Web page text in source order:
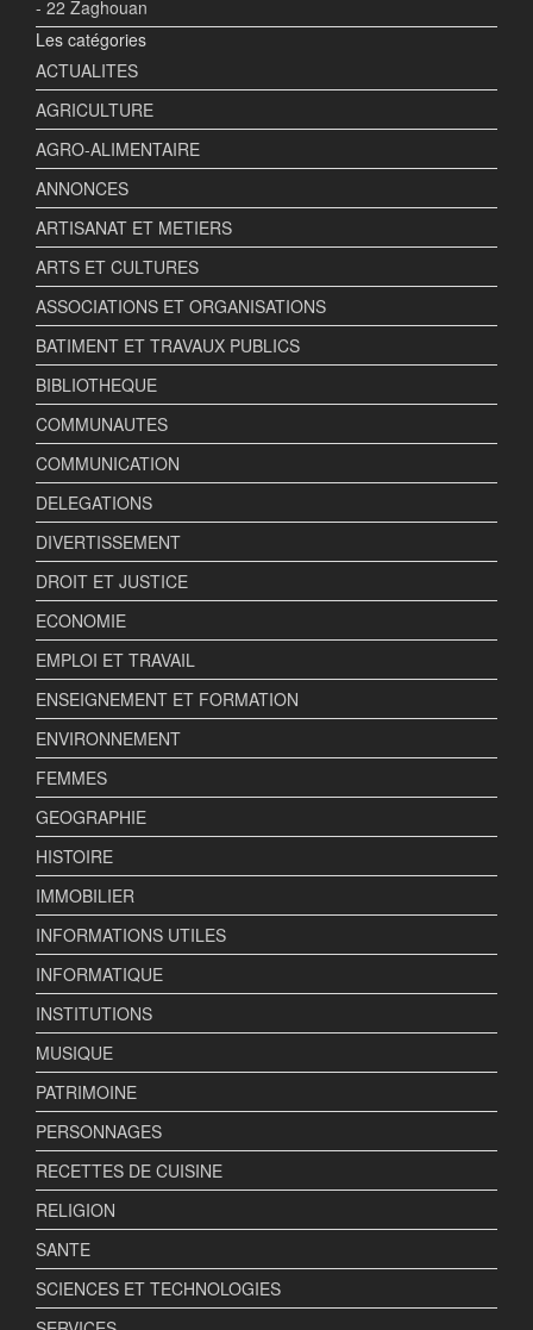
- 22 Zaghouan
Les catégories
ACTUALITES
AGRICULTURE
AGRO-ALIMENTAIRE
ANNONCES
ARTISANAT ET METIERS
ARTS ET CULTURES
ASSOCIATIONS ET ORGANISATIONS
BATIMENT ET TRAVAUX PUBLICS
BIBLIOTHEQUE
COMMUNAUTES
COMMUNICATION
DELEGATIONS
DIVERTISSEMENT
DROIT ET JUSTICE
ECONOMIE
EMPLOI ET TRAVAIL
ENSEIGNEMENT ET FORMATION
ENVIRONNEMENT
FEMMES
GEOGRAPHIE
HISTOIRE
IMMOBILIER
INFORMATIONS UTILES
INFORMATIQUE
INSTITUTIONS
MUSIQUE
PATRIMOINE
PERSONNAGES
RECETTES DE CUISINE
RELIGION
SANTE
SCIENCES ET TECHNOLOGIES